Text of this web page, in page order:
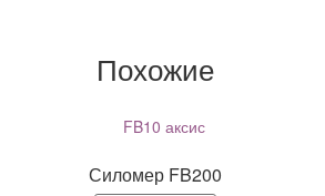
Похожие
Силомер FB200